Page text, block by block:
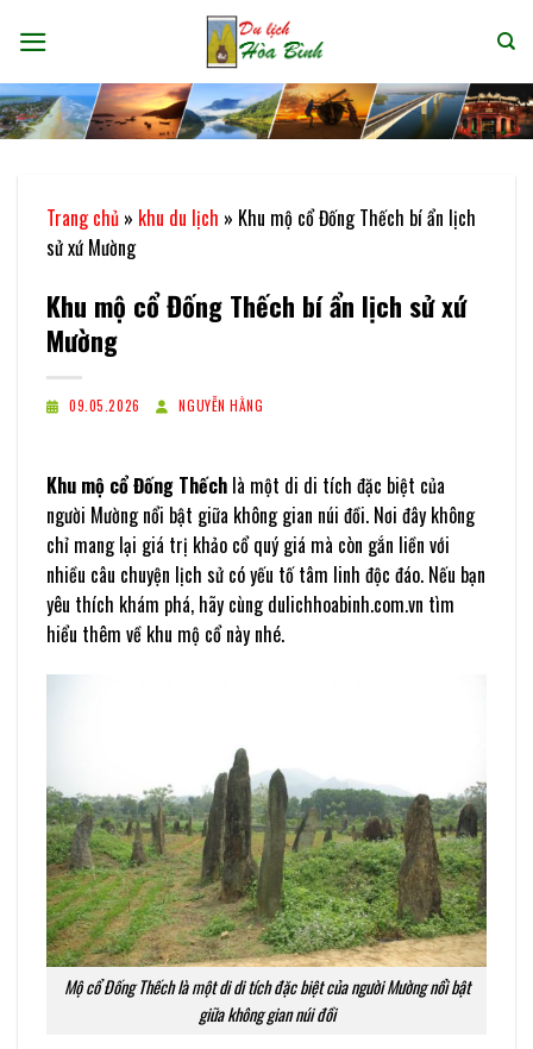
qua
dung
Trang chủ » khu du lịch » Khu mộ cổ Đống Thếch bí ẩn lịch
sử xứ Mường
Khu mộ cổ Đống Thếch bí ẩn lịch sử xứ
Mường
09.05.2026 NGUYỄN HẰNG
Khu mộ cổ Đống Thếch là một di di tích đặc biệt của
người Mường nổi bật giữa không gian núi đồi. Nơi đây không
chỉ mang lại giá trị khảo cổ quý giá mà còn gắn liền với
nhiều câu chuyện lịch sử có yếu tố tâm linh độc đáo. Nếu bạn
yêu thích khám phá, hãy cùng dulichhoabinh.com.vn tìm
hiểu thêm về khu mộ cổ này nhé.
Mộ cổ Đống Thếch là một di di tích đặc biệt của người Mường nổi bật
giữa không gian núi đồi